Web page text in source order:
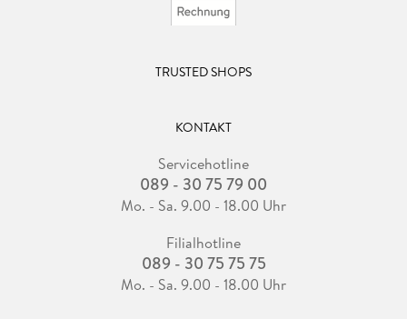
TRUSTED SHOPS
KONTAKT
Servicehotline
089 - 30 75 79 00
Mo. - Sa. 9.00 - 18.00 Uhr
Filialhotline
089 - 30 75 75 75
Mo. - Sa. 9.00 - 18.00 Uhr